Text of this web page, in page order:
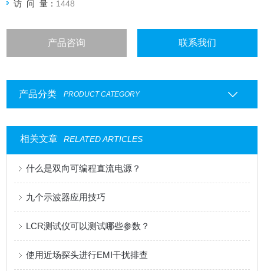
访 问 量： 1448
产品咨询 联系我们
产品分类 PRODUCT CATEGORY
相关文章 RELATED ARTICLES
什么是双向可编程直流电源？
九个示波器应用技巧
LCR测试仪可以测试哪些参数？
使用近场探头进行EMI干扰排查